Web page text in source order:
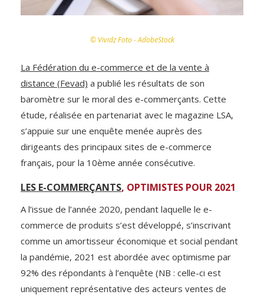
© Vividz Foto - AdobeStock
La Fédération du e-commerce et de la vente à
distance (Fevad) a publié les résultats de son
baromètre sur le moral des e-commerçants. Cette
étude, réalisée en partenariat avec le magazine LSA,
s’appuie sur une enquête menée auprès des
dirigeants des principaux sites de e-commerce
français, pour la 10ème année consécutive.
LES E-COMMERÇANTS, OPTIMISTES POUR 2021
A l’issue de l’année 2020, pendant laquelle le e-
commerce de produits s’est développé, s’inscrivant
comme un amortisseur économique et social pendant
la pandémie, 2021 est abordée avec optimisme par
92% des répondants à l’enquête (NB : celle-ci est
uniquement représentative des acteurs ventes de